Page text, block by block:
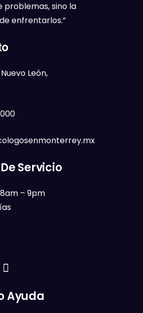
problemas, sino la
enfrentarlos.”
León,
Servicio
– 9pm
Ayuda